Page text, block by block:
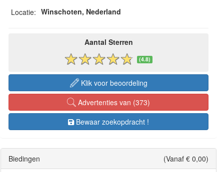
Locatie: Winschoten, Nederland
Aantal Sterren
(4.8)
Klik voor beoordeling
Advertenties van (373)
Bewaar zoekopdracht !
Biedingen (Vanaf € 0,00)